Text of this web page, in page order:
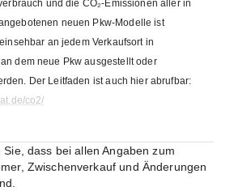
und die CO₂-Emissionen aller in
neuen Pkw-Modelle ist
an jedem Verkaufsort in
dem neue Pkw ausgestellt oder
Der Leitfaden ist auch hier abrufbar:
co2/
Sie, dass bei allen Angaben zum
Zwischenverkauf und Änderungen